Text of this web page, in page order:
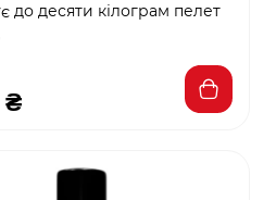
до десяти кілограм пелет
₴